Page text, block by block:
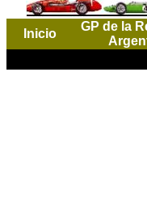
Inicio
GP de la